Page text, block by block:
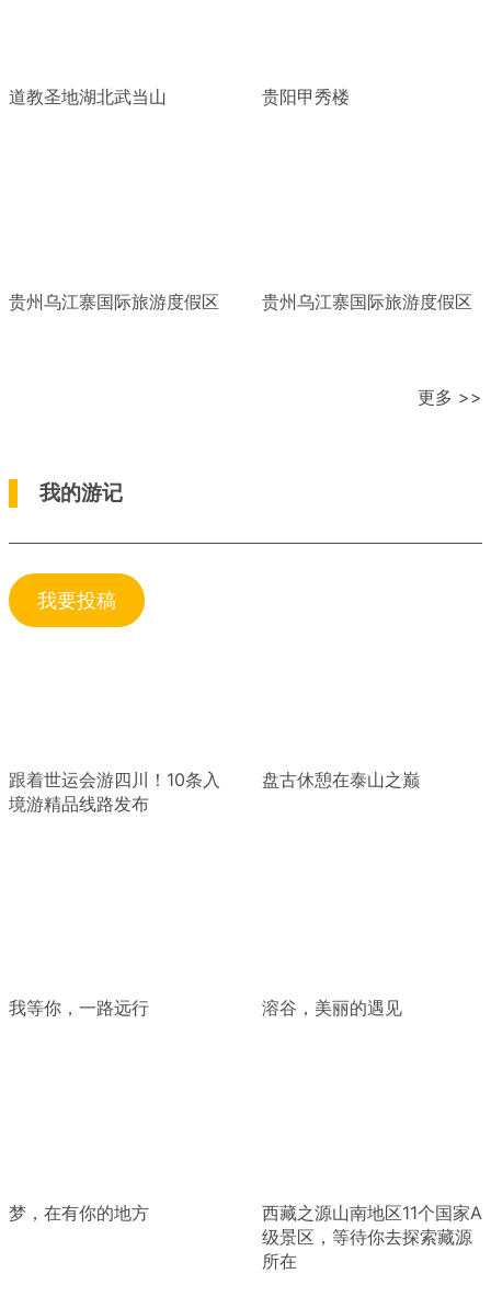
道教圣地湖北武当山 贵阳甲秀楼
贵州乌江寨国际旅游度假区 贵州乌江寨国际旅游度假区
更多 >>
我的游记
我要投稿
跟着世运会游四川！10条入
境游精品线路发布
盘古休憩在泰山之巅
我等你，一路远行 溶谷，美丽的遇见
梦，在有你的地方
西藏之源山南地区11个国家A
级景区，等待你去探索藏源
所在